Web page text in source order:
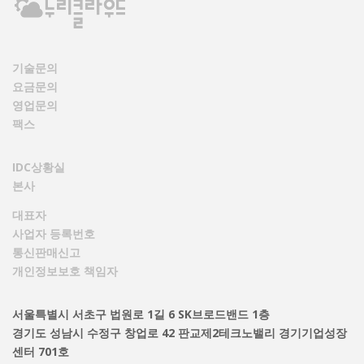
기술문의
요금문의
영업문의
팩스
IDC상황실
본사
대표자
사업자 등록번호
통신판매신고
개인정보보호 책임자
서울특별시 서초구 법원로 1길 6 SK브로드밴드 1층
경기도 성남시 수정구 창업로 42 판교제2테크노밸리 경기기업성장
센터 701호